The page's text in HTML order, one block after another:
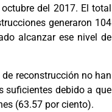
del 2017. El total
generaron 104
alcanzar ese nivel de
reconstrucción no han
suficientes debido a que
(63.57 por ciento).